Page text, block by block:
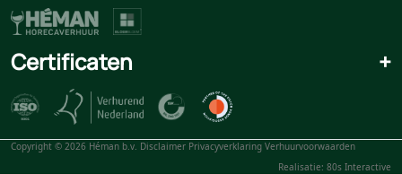
Certificaten +
Copyright © 2026 Héman b.v. Disclaimer Privacyverklaring Verhuurvoorwaarden
Realisatie: 80s Interactive